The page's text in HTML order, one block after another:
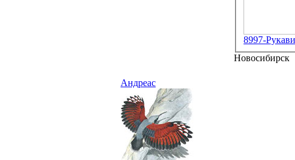
8997-
Новосибирск
Андреас